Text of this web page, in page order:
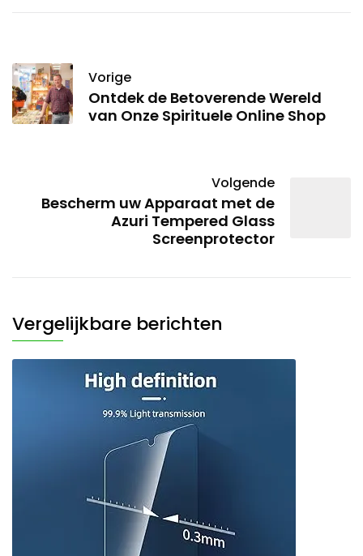
Vorige
Ontdek de Betoverende Wereld
van Onze Spirituele Online Shop
Volgende
Bescherm uw Apparaat met de
Azuri Tempered Glass
Screenprotector
Vergelijkbare berichten